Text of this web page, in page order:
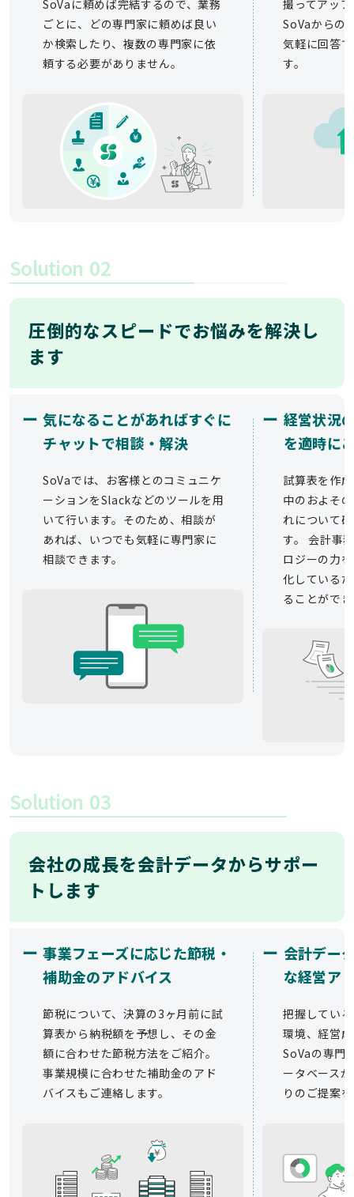
SoVaに頼めば完結するので、業務
ごとに、どの専門家に頼めば良い
か検索したり、複数の専門家に依
頼する必要がありません。
撮ってアッ
SoVaからの
気軽に回答
す。
Solution 02
圧倒的なスピードでお悩みを解決し
ます
ー 気になることがあればすぐに
チャットで相談・解決
SoVaでは、お客様とのコミュニケ
ーションをSlackなどのツールを用
いて行います。そのため、相談が
あれば、いつでも気軽に専門家に
相談できます。
ー 経営状況
を適時に
試算表を作
中のおよそ
れについて
す。 会計事
ロジーの力
化している
ることがで
Solution 03
会社の成長を会計データからサポー
トします
ー 事業フェーズに応じた節税・
補助金のアドバイス
節税について、決算の3ヶ月前に試
算表から納税額を予想し、その金
額に合わせた節税方法をご紹介。
事業規模に合わせた補助金のアド
バイスもご連絡します。
ー 会計デー
な経営ア
把握してい
環境、経営
SoVaの専門
ータベース
りのご提案